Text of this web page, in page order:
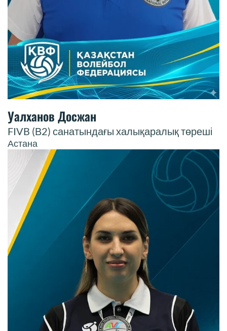
Уалханов Досжан
FIVB (В2) санатындағы халықаралық төреші
Астана